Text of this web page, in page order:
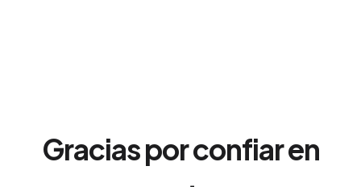
Gracias por confiar en